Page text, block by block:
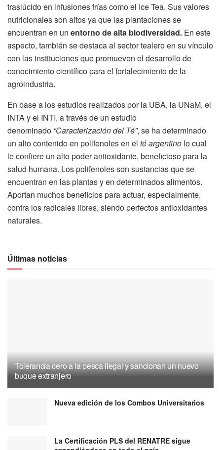
traslúcido en infusiones frías como el Ice Tea. Sus valores
nutricionales son altos ya que las plantaciones se
encuentran en un entorno de alta biodiversidad. En este
aspecto, también se destaca al sector tealero en su vínculo
con las instituciones que promueven el desarrollo de
conocimiento científico para el fortalecimiento de la
agroindustria.
En base a los estudios realizados por la UBA, la UNaM, el
INTA y el INTI, a través de un estudio
denominado “Caracterización del Té”, se ha determinado
un alto contenido en polifenoles en el té argentino lo cual
le confiere un alto poder antioxidante, beneficioso para la
salud humana. Los polifenoles son sustancias que se
encuentran en las plantas y en determinados alimentos.
Aportan muchos beneficios para actuar, especialmente,
contra los radicales libres, siendo perfectos antioxidantes
naturales.
Últimas noticias
Tolerancia cero a la pesca ilegal y sancionan un nuevo
buque extranjero
Nueva edición de los Combos Universitarios
La Certificación PLS del RENATRE sigue